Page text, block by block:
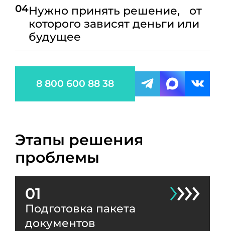
04Нужно принять решение, от
которого зависят деньги или
будущее
8 800 600 88 38
Этапы решения
проблемы
01
Подготовка пакета
документов